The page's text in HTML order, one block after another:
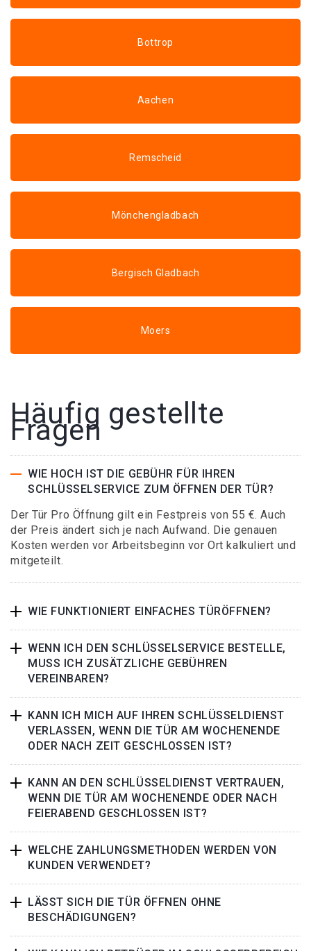
Bottrop
Aachen
Remscheid
Mönchengladbach
Bergisch Gladbach
Moers
Häufig gestellte
Fragen
WIE HOCH IST DIE GEBÜHR FÜR IHREN
SCHLÜSSELSERVICE ZUM ÖFFNEN DER TÜR?
Der Tür Pro Öffnung gilt ein Festpreis von 55 €. Auch
der Preis ändert sich je nach Aufwand. Die genauen
Kosten werden vor Arbeitsbeginn vor Ort kalkuliert und
mitgeteilt.
WIE FUNKTIONIERT EINFACHES TÜRÖFFNEN?
WENN ICH DEN SCHLÜSSELSERVICE BESTELLE,
MUSS ICH ZUSÄTZLICHE GEBÜHREN
VEREINBAREN?
KANN ICH MICH AUF IHREN SCHLÜSSELDIENST
VERLASSEN, WENN DIE TÜR AM WOCHENENDE
ODER NACH ZEIT GESCHLOSSEN IST?
KANN AN DEN SCHLÜSSELDIENST VERTRAUEN,
WENN DIE TÜR AM WOCHENENDE ODER NACH
FEIERABEND GESCHLOSSEN IST?
WELCHE ZAHLUNGSMETHODEN WERDEN VON
KUNDEN VERWENDET?
LÄSST SICH DIE TÜR ÖFFNEN OHNE
BESCHÄDIGUNGEN?